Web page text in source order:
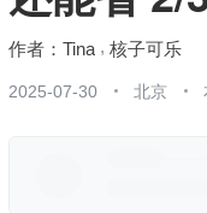
Tina 核子可乐
2025-07-30 北京